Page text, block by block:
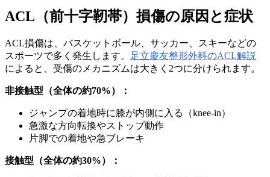
ACL（前十字靭帯）損傷の原因と症状
ACL損傷は、バスケットボール、サッカー、スキーなどの
スポーツで多く発生します。 足立慶友整形外科のACL解説
によると、受傷のメカニズムは大きく2つに分けられます。
非接触型（全体の約70%）：
ジャンプの着地時に膝が内側に入る（knee-in）
急激な方向転換やストップ動作
片脚での着地や急ブレーキ
接触型（全体の約30%）：